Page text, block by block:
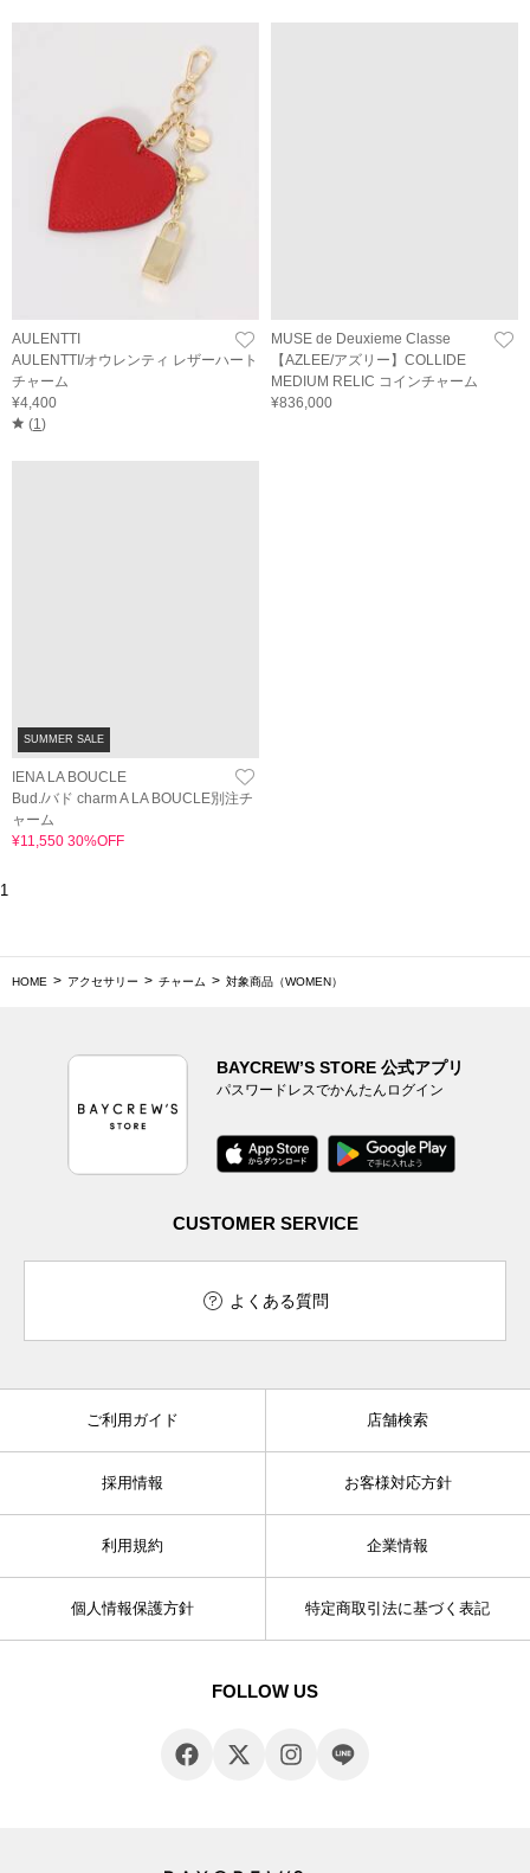
AULENTTI
AULENTTI/オウレンティ レザーハート
チャーム
¥4,400
(1 )
MUSE de Deuxieme Classe
【AZLEE/アズリー】COLLIDE
MEDIUM RELIC コインチャーム
¥836,000
SUMMER SALE
IENA LA BOUCLE
Bud./バド charm A LA BOUCLE別注チ
ャーム
¥11,550 30%OFF
1
HOME アクセサリー チャーム 対象商品（WOMEN）
BAYCREW’S STORE 公式アプリ
パスワードレスでかんたんログイン
CUSTOMER SERVICE
よくある質問
ご利用ガイド 店舗検索
採用情報 お客様対応方針
利用規約 企業情報
個人情報保護方針 特定商取引法に基づく表記
FOLLOW US